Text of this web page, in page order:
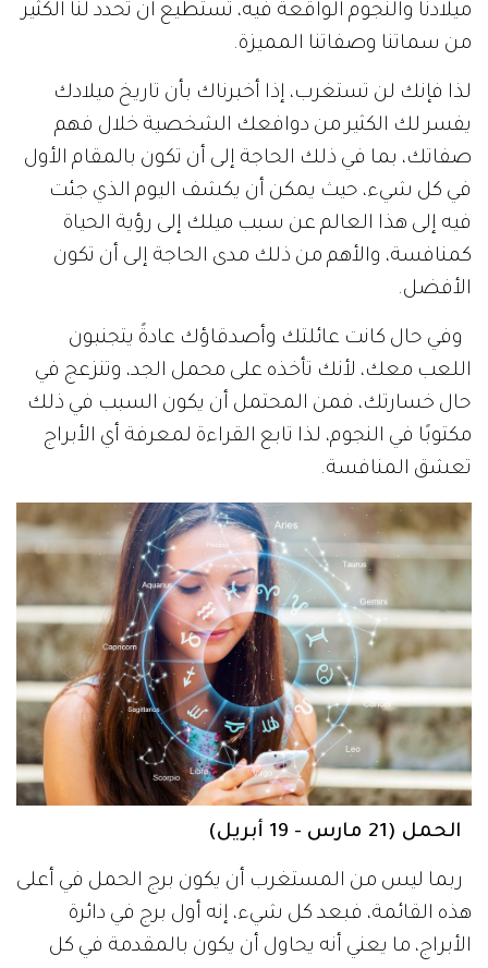
ميلادنا والنجوم الواقعة فيه، تستطيع أن تحدد لنا الكثير
من سماتنا وصفاتنا المميزة.
لذا فإنك لن تستغرب، إذا أخبرناك بأن تاريخ ميلادك
يفسر لك الكثير من دوافعك الشخصية خلال فهم
صفاتك، بما في ذلك الحاجة إلى أن تكون بالمقام الأول
في كل شيء، حيث يمكن أن يكشف اليوم الذي جئت
فيه إلى هذا العالم عن سبب ميلك إلى رؤية الحياة
كمنافسة، والأهم من ذلك مدى الحاجة إلى أن تكون
الأفضل.
وفي حال كانت عائلتك وأصدقاؤك عادةً يتجنبون
اللعب معك، لأنك تأخذه على محمل الجد، وتنزعج في
حال خسارتك، فمن المحتمل أن يكون السبب في ذلك
مكتوبًا في النجوم، لذا تابع القراءة لمعرفة أي الأبراج
تعشق المنافسة.
الحمل (21 مارس - 19 أبريل)
ربما ليس من المستغرب أن يكون برج الحمل في أعلى
هذه القائمة، فبعد كل شيء، إنه أول برج في دائرة
الأبراج، ما يعني أنه يحاول أن يكون بالمقدمة في كل